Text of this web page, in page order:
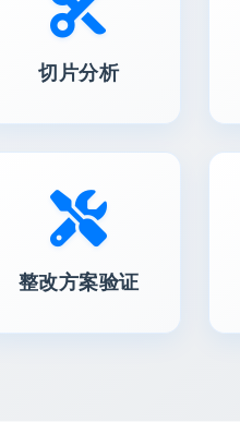
切片分析
整改方案验证